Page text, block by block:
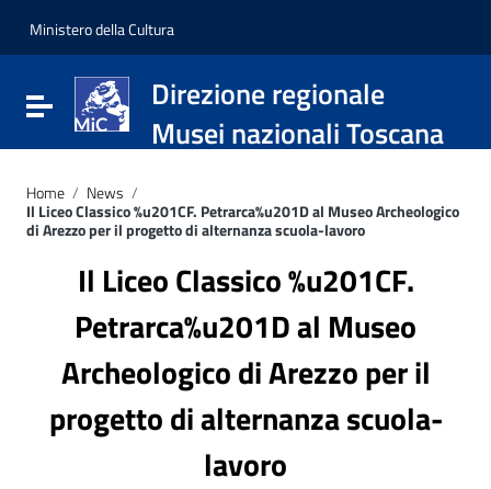
Vai al menu di navigazione
Vai al footer
Ministero della Cultura
Attiva / disattiva la navigazione
Direzione regionale
Musei nazionali Toscana
Home / News /
Il Liceo Classico %u201CF. Petrarca%u201D al Museo Archeologico
di Arezzo per il progetto di alternanza scuola-lavoro
Il Liceo Classico %u201CF.
Petrarca%u201D al Museo
Archeologico di Arezzo per il
progetto di alternanza scuola-
lavoro